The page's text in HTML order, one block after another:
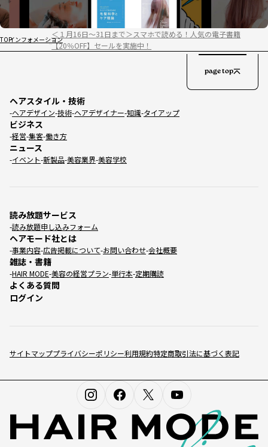
TOPインフォメーション
＜１月16日～31日まで＞スマホで読める！人気の電子書籍
【20％OFF】セールを実施中！
サイトマッププライバシーポリシー利用規約特定商取引法に基づく表記
ヘアスタイル・技術
ヘアデザイン 技術 ヘアデザイナー 知識 タイアップ
ビジネス
経営 集客 働き方
ニュース
イベント 新製品 美容業界 美容学校
読み放題サービス
読み放題申し込みフォーム
ヘアモード社とは
事業内容 広告掲載について お問い合わせ 会社概要
雑誌・書籍
HAIR MODE 美容の経営プラン 単行本 定期購読
よくある質問
ログイン
page top